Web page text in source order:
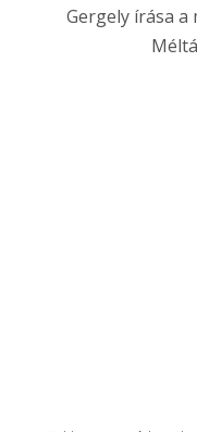
Gergely írása